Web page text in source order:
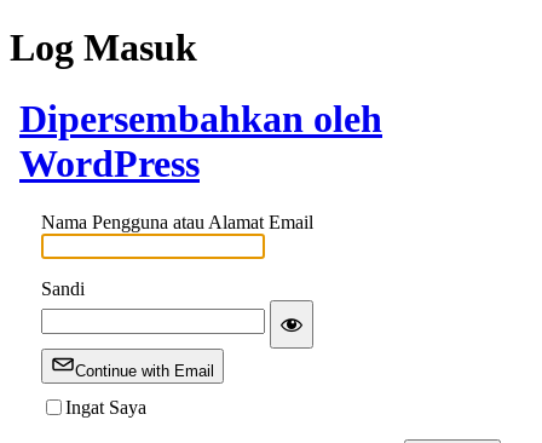
Log Masuk
Dipersembahkan oleh
WordPress
Nama Pengguna atau Alamat Email
Sandi
Continue with Email
Ingat Saya